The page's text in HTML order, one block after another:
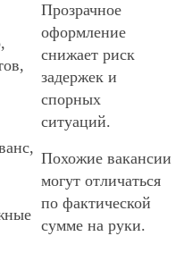
Прозрачное
оформление
снижает риск
задержек и
спорных
ситуаций.
Похожие вакансии
могут отличаться
по фактической
сумме на руки.